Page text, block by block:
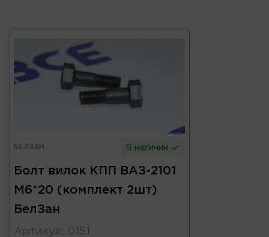
БЕЛЗАН В наличии
Болт вилок КПП ВАЗ-2101
М6*20 (комплект 2шт)
БелЗан
Артикул : 0151